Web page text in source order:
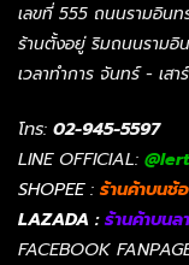
เลขที่ 555 ถนนรามอินท
ร้านตั้งอยู่ ริมถนนรามอิ
เวลาทำการ จันทร์ - เส
โทร: 02-945-5597
LINE OFFICIAL:
SHOPEE : ร้านค้าบนช้
LAZADA :ร้านค้าบนล
FACEBOOK